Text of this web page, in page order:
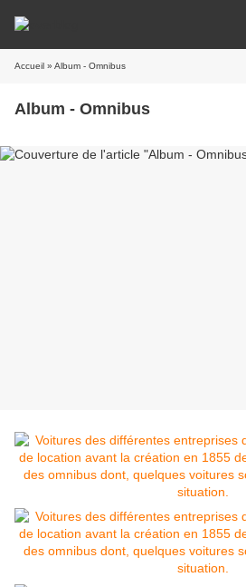
Accueil » Album - Omnibus
Album - Omnibus